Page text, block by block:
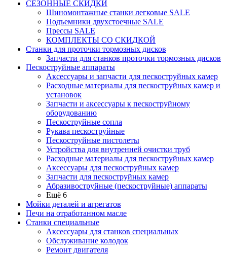
СЕЗОННЫЕ СКИДКИ
Шиномонтажные станки легковые SALE
Подъемники двухстоечные SALE
Прессы SALE
КОМПЛЕКТЫ СО СКИДКОЙ
Станки для проточки тормозных дисков
Запчасти для станков проточки тормозных дисков
Пескоструйные аппараты
Аксессуары и запчасти для пескоструйных камер
Расходные материалы для пескоструйных камер и
установок
Запчасти и аксессуары к пескоструйному
оборудованию
Пескоструйные сопла
Рукава пескоструйные
Пескоструйные пистолеты
Устройства для внутренней очистки труб
Расходные материалы для пескоструйных камер
Аксессуары для пескоструйных камер
Запчасти для пескоструйных камер
Абразивоструйные (пескоструйные) аппараты
Ещё 6
Мойки деталей и агрегатов
Печи на отработанном масле
Станки специальные
Аксессуары для станков специальных
Обслуживание колодок
Ремонт двигателя